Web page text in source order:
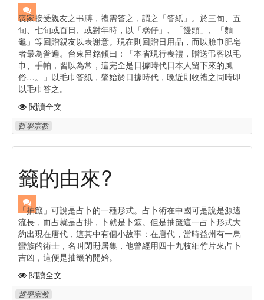
喪家接受親友之弔膊，禮需答之，謂之「答紙」。於三旬、五
旬、七旬或百日、或對年時，以「糕仔」、「饅頭」、「麵
龜」等回贈親友以表謝意。現在則回贈日用品，而以臉巾肥皂
者最為普遍。台東呂銘傾曰：「本省現行喪禮，贈送弔客以毛
巾、手帕，習以為常，這完全是日據時代日本人留下來的風
俗…。」以毛巾答紙，肇始於日據時代，晚近則收禮之同時即
以毛巾答之。
閱讀全文
哲學宗教
籤的由來?
「抽籤」可說是占卜的一種形式。占卜術在中國可是說是源遠
流長，而占就是占掛，卜就是卜筮。但是抽籤這一占卜形式大
約出現在唐代，這其中有個小故事：在唐代，當時益州有一烏
蠻族的術士，名叫閉珊居集，他曾經用四十九枝細竹片來占卜
吉凶，這便是抽籤的開始。
閱讀全文
哲學宗教